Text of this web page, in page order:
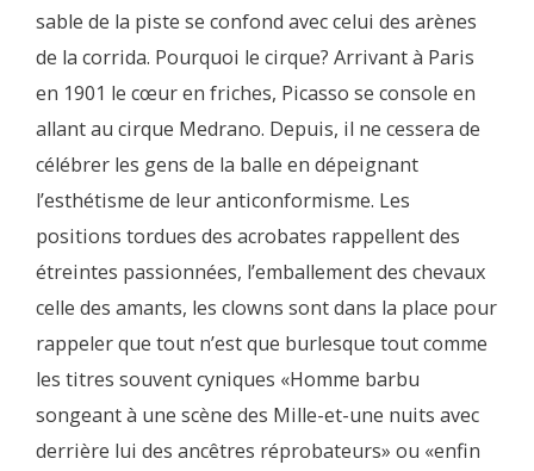
sable de la piste se confond avec celui des arènes
de la corrida. Pourquoi le cirque? Arrivant à Paris
en 1901 le cœur en friches, Picasso se console en
allant au cirque Medrano. Depuis, il ne cessera de
célébrer les gens de la balle en dépeignant
l’esthétisme de leur anticonformisme. Les
positions tordues des acrobates rappellent des
étreintes passionnées, l’emballement des chevaux
celle des amants, les clowns sont dans la place pour
rappeler que tout n’est que burlesque tout comme
les titres souvent cyniques «Homme barbu
songeant à une scène des Mille-et-une nuits avec
derrière lui des ancêtres réprobateurs» ou «enfin